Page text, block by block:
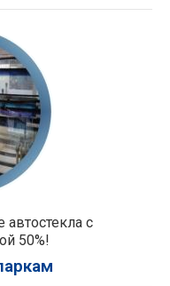
с
50%!